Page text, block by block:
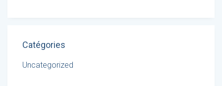
Catégories
Uncategorized